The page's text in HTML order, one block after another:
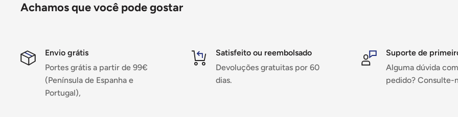
Alta precisão
nas medições de magnésio.
medição.
Resultados rápidos
: Obtenha a medição em apenas alguns minutos.
Ideal para aquários marinhos
Achamos que você pode gostar
Envio grátis
Portes grátis a partir de 99€
(Península de Espanha e
Portugal),
Satisfeito ou reembolsado
Devoluções gratuitas por 60
dias.
Suporte de
Alguma dúvida
pedido? Consulte-